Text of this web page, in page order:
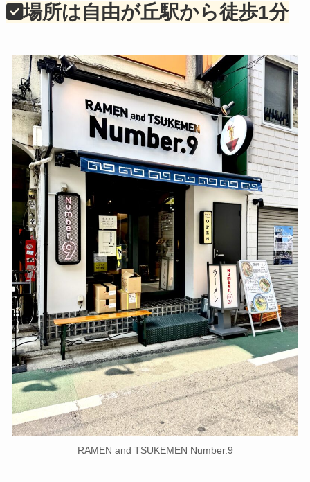
場所は自由が丘駅から徒歩1分
RAMEN and TSUKEMEN Number.9